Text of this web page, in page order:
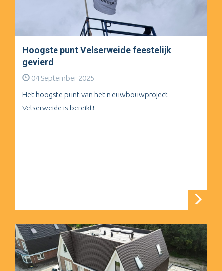
Hoogste punt Velserweide feestelijk
gevierd
04 September 2025
Het hoogste punt van het nieuwbouwproject
Velserweide is bereikt!